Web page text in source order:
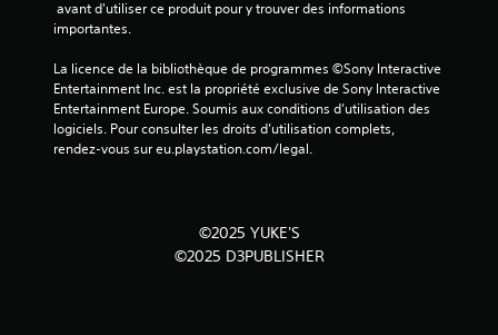
importantes.
La licence de la bibliothèque de programmes ©Sony Interactive
Entertainment Inc. est la propriété exclusive de Sony Interactive
Entertainment Europe. Soumis aux conditions d’utilisation des
logiciels. Pour consulter les droits d’utilisation complets,
rendez-vous sur eu.playstation.com/legal.
©2025 YUKE'S
©2025 D3PUBLISHER